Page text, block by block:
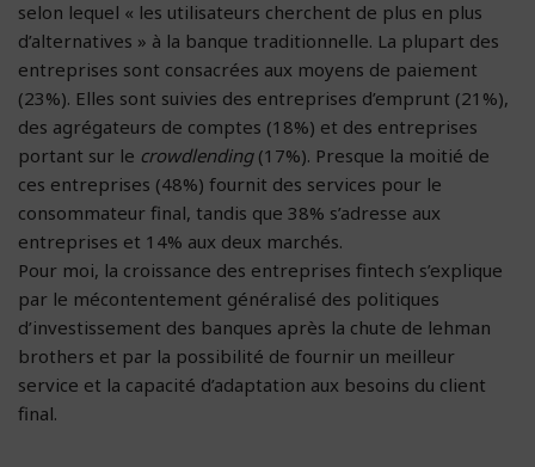
selon lequel « les utilisateurs cherchent de plus en plus
d’alternatives » à la banque traditionnelle. La plupart des
entreprises sont consacrées aux moyens de paiement
(23%). Elles sont suivies des entreprises d’emprunt (21%),
des agrégateurs de comptes (18%) et des entreprises
portant sur le crowdlending(17%). Presque la moitié de
ces entreprises (48%) fournit des services pour le
consommateur final, tandis que 38% s’adresse aux
entreprises et 14% aux deux marchés.
Pour moi, la croissance des entreprises fintech s’explique
par le mécontentement généralisé des politiques
d’investissement des banques après la chute de lehman
brothers et par la possibilité de fournir un meilleur
service et la capacité d’adaptation aux besoins du client
final.